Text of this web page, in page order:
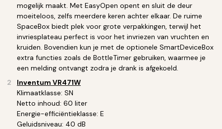
mogelijk maakt. Met EasyOpen opent en sluit de deur
moeiteloos, zelfs meerdere keren achter elkaar. De ruime
SpaceBox biedt plek voor grote verpakkingen, terwijl het
invriesplateau perfect is voor het invriezen van vruchten en
kruiden. Bovendien kun je met de optionele SmartDeviceBox
extra functies zoals de BottleTimer gebruiken, waarmee je
een melding ontvangt zodra je drank is afgekoeld.
Inventum VR471W
Klimaatklasse: SN
Netto inhoud: 60 liter
Energie-efficiëntieklasse: E
Geluidsniveau: 40 dB